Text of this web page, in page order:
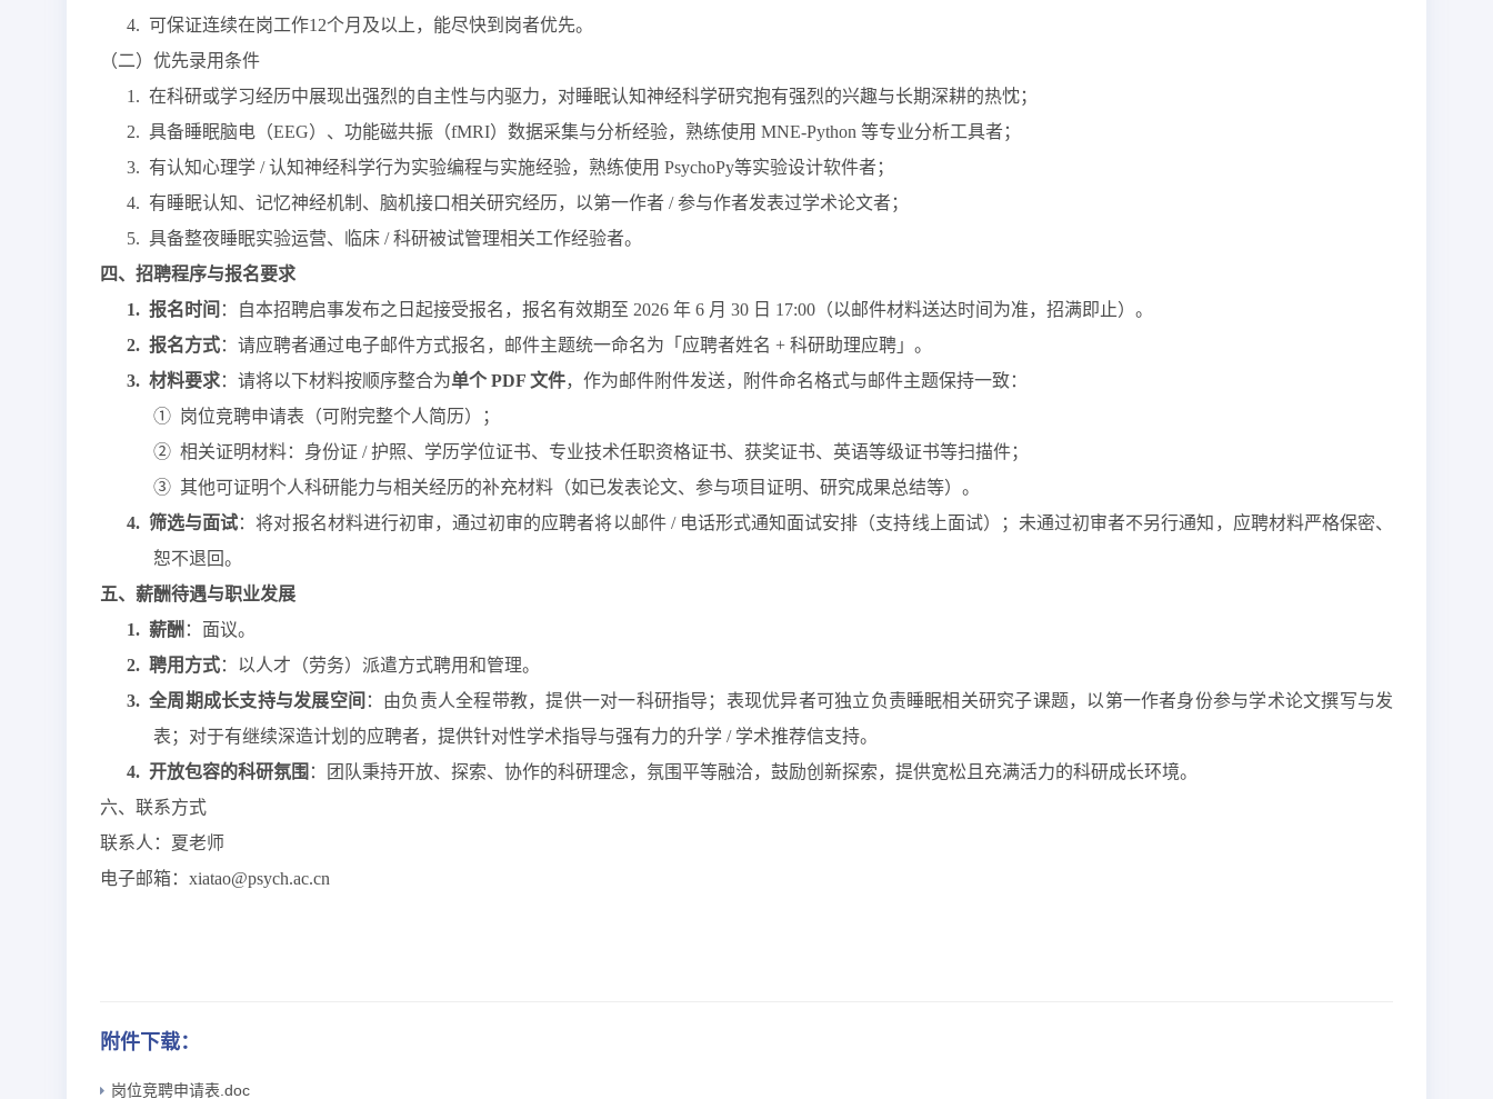
4. 可保证连续在岗工作12个月及以上，能尽快到岗者优先。
（二）优先录用条件
1. 在科研或学习经历中展现出强烈的自主性与内驱力，对睡眠认知神经科学研究抱有强烈的兴趣与长期深耕的热忱；
2. 具备睡眠脑电（EEG）、功能磁共振（fMRI）数据采集与分析经验，熟练使用 MNE-Python 等专业分析工具者；
3. 有认知心理学 / 认知神经科学行为实验编程与实施经验，熟练使用 PsychoPy等实验设计软件者；
4. 有睡眠认知、记忆神经机制、脑机接口相关研究经历，以第一作者 / 参与作者发表过学术论文者；
5. 具备整夜睡眠实验运营、临床 / 科研被试管理相关工作经验者。
四、招聘程序与报名要求
1. 报名时间 ：自本招聘启事发布之日起接受报名，报名有效期至 2026 年 6 月 30 日 17:00（以邮件材料送达时间为准，招满即止）。
2. 报名方式：请应聘者通过电子邮件方式报名，邮件主题统一命名为「应聘者姓名 + 科研助理应聘」。
3. 材料要求：请将以下材料按顺序整合为单个PDF 文件，作为邮件附件发送，附件命名格式与邮件主题保持一致：
① 岗位竞聘申请表（可附完整个人简历）；
② 相关证明材料：身份证 / 护照、学历学位证书、专业技术任职资格证书、获奖证书、英语等级证书等扫描件；
③ 其他可证明个人科研能力与相关经历的补充材料（如已发表论文、参与项目证明、研究成果总结等）。
4. 筛选与面试：将对报名材料进行初审，通过初审的应聘者将以邮件/ 电话形式通知面试安排（支持线上面试）；未通过初审者不另行通知，应聘材料严格保密、
恕不退回。
五、薪酬待遇与职业发展
1. 薪酬 ： 面议。
2. 聘用方式：以人才（劳务）派遣方式聘用和管理。
3. 全周期成长支持与发展空间 ：由负责人全程带教，提供一对一科研指导；表现优异者可独立负责睡眠相关研究子课题，以第一作者身份参与学术论文撰写与发
表；对于有继续深造计划的应聘者，提供针对性学术指导与强有力的升学 / 学术推荐信支持。
4. 开放包容的科研氛围 ： 团队秉持开放、探索、协作的科研理念，氛围平等融洽，鼓励创新探索，提供宽松且充满活力的科研成长环境。
六、联系方式
联系人：夏老师
电子邮箱： xiatao@psych.ac.cn
附件下载：
岗位竞聘申请表.doc